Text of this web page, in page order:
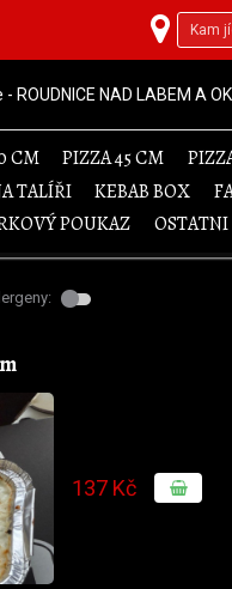
ROUDNICE NAD LABEM A
CM PIZZA 45 CM
TALÍŘI KEBAB BOX
POUKAZ OSTATNI
137 Kč